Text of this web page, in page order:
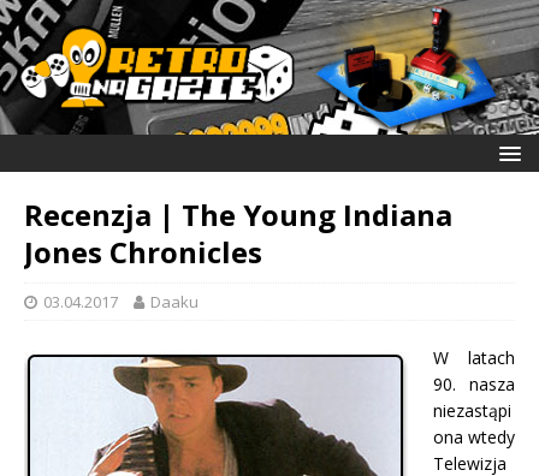
Recenzja | The Young Indiana
Jones Chronicles
03.04.2017 Daaku
W latach
90. nasza
niezastąpi
ona wtedy
Telewizja